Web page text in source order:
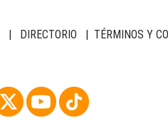
| DIRECTORIO | TÉRMINOS Y